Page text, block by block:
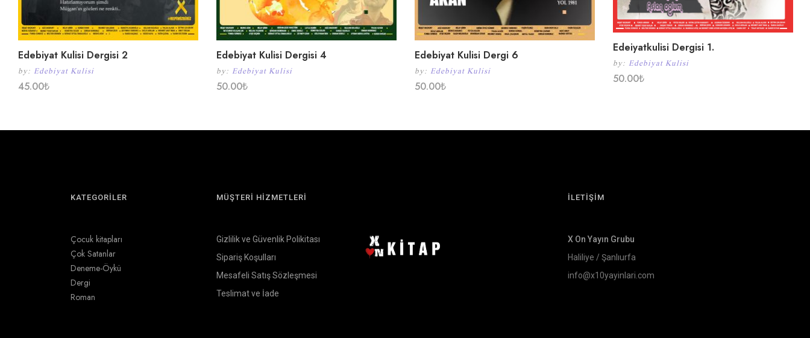
Edebiyat Kulisi Dergisi 2
by: Edebiyat Kulisi
45.00₺
Edebiyat Kulisi Dergisi 4
by: Edebiyat Kulisi
50.00₺
Edebiyat Kulisi Dergi 6
by: Edebiyat Kulisi
50.00₺
Edeiyatkulisi Dergisi 1.
by: Edebiyat Kulisi
50.00₺
KATEGORİLER
Çocuk kitapları
Çok Satanlar
Deneme-Öykü
Dergi
Roman
MÜŞTERİ HİZMETLERİ
Gizlilik ve Güvenlik Polikitası
Sipariş Koşulları
Mesafeli Satış Sözleşmesi
Teslimat ve İade
İLETİŞİM
X On Yayın Grubu
Haliliye / Şanlıurfa
info@x10yayinlari.com